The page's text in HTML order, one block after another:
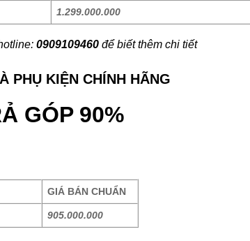
1.299.000.000
0909109460 để biết thêm chi tiết
PHỤ KIỆN CHÍNH HÃNG
GÓP 90%
GIÁ BÁN CHUẨN
905.000.000